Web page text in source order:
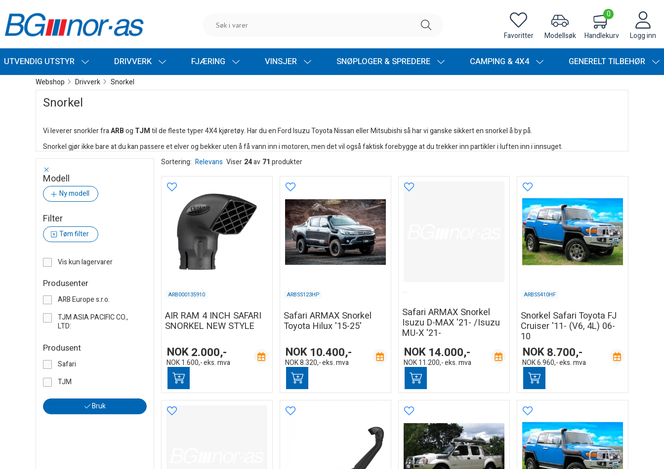
Favoritter Modellsøk
0
Handlekurv Logg inn
UTVENDIG UTSTYR DRIVVERK FJÆRING VINSJER SNØPLOGER & SPREDERE CAMPING & 4X4 GENERELT TILBEHØR
Webshop Drivverk Snorkel
Snorkel
Vi leverer snorkler fraARBog TJMtil de fleste typer 4X4 kjøretøy. Har du en Ford Isuzu Toyota Nissan eller Mitsubishi så har vi ganske sikkert en snorkel å by på.
Snorkel gjør ikke bare at du kan passere et elver og bekker uten å få vann inn i motoren, men det vil også faktisk forebygge at du trekker inn partikler i luften inn i innsuget.
Modell
Ny modell
Filter
Tøm filter
Vis kun lagervarer
Produsenter
ARB Europe s.r.o.
TJM ASIA PACIFIC CO.,
LTD:
Produsent
Safari
TJM
Bruk
Sortering: Relevans Viser 24av 71 produkter
ARB000135910
AIR RAM 4 INCH SAFARI
SNORKEL NEW STYLE
NOK2.000,-
NOK 1.600,-eks. mva
ARBSS123HP
Safari ARMAX Snorkel
Toyota Hilux '15-25'
NOK 10.400,-
NOK8.320,-eks. mva
Safari ARMAX Snorkel
Isuzu D-MAX '21- /Isuzu
MU-X '21-
NOK 14.000,-
NOK 11.200,-eks. mva
ARBSS410HF
Snorkel Safari Toyota FJ
Cruiser '11- (V6, 4L) 06-
10
NOK8.700,-
NOK6.960,-eks. mva